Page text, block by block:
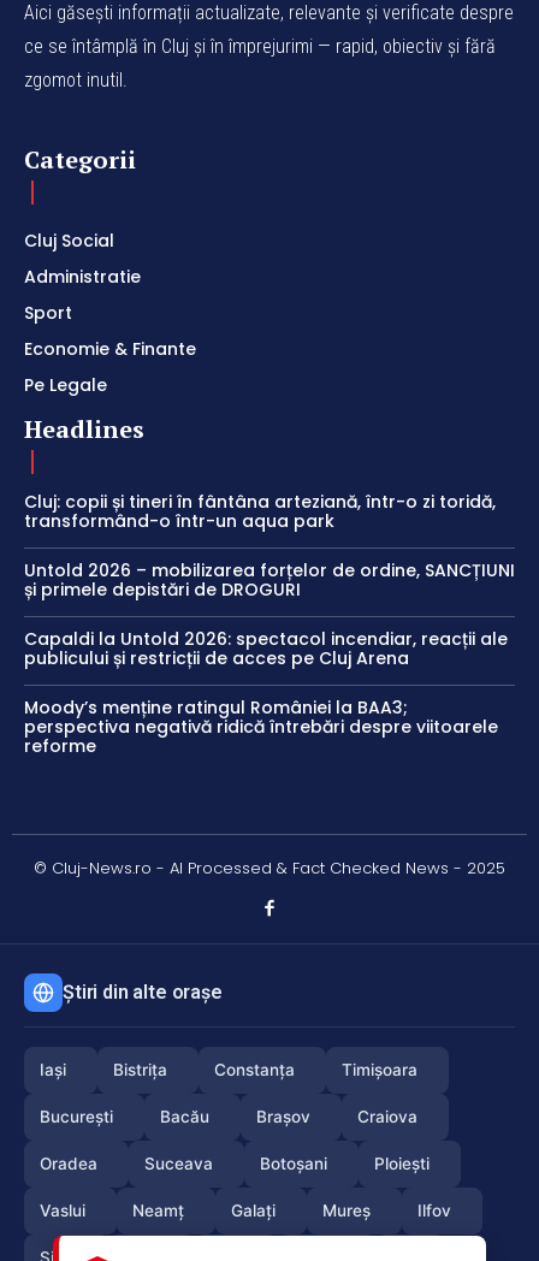
Aici găsești informații actualizate, relevante și verificate despre
ce se întâmplă în Cluj și în împrejurimi — rapid, obiectiv și fără
zgomot inutil.
Categorii
Cluj Social
Administratie
Sport
Economie & Finante
Pe Legale
Headlines
Cluj: copii și tineri în fântâna arteziană, într-o zi toridă,
transformând-o într-un aqua park
Untold 2026 – mobilizarea forțelor de ordine, SANCȚIUNI
și primele depistări de DROGURI
Capaldi la Untold 2026: spectacol incendiar, reacții ale
publicului și restricții de acces pe Cluj Arena
Moody’s menține ratingul României la BAA3;
perspectiva negativă ridică întrebări despre viitoarele
reforme
© Cluj-News.ro - AI Processed & Fact Checked News - 2025
Știri din alte orașe
Iași Bistrița Constanța Timișoara
București Bacău Brașov Craiova
Oradea Suceava Botoșani Ploiești
Vaslui Neamț Galați Mureș Ilfov